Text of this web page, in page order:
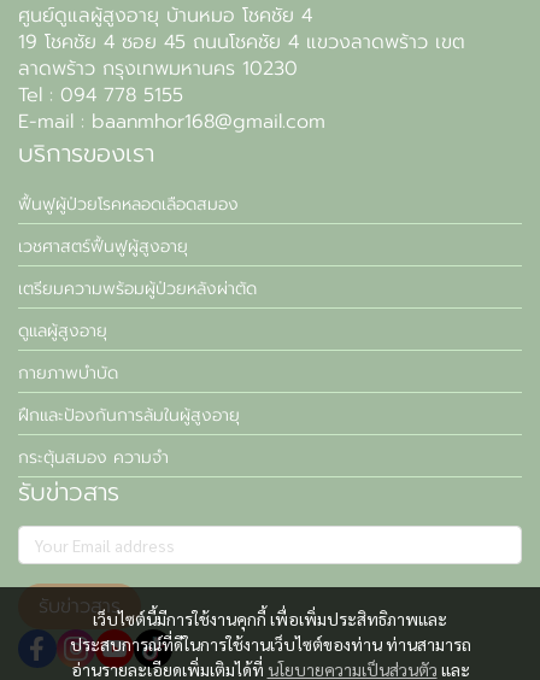
เว็บไซต์นี้มีการใช้งานคุกกี้ เพื่อเพิ่มประสิทธิภาพและ
ประสบการณ์ที่ดีในการใช้งานเว็บไซต์ของท่าน ท่านสามารถ
อ่านรายละเอียดเพิ่มเติมได้ที่ นโยบายความเป็นส่วนตัว และ
ศูนย์ดูแลผู้สูงอายุ บ้านหมอ โชคชัย 4
19 โชคชัย 4 ซอย 45 ถนนโชคชัย 4 แขวงลาดพร้าว เขต
ลาดพร้าว กรุงเทพมหานคร 10230
Tel : 094 778 5155
E-mail : baanmhor168@gmail.com
บริการของเรา
ฟื้นฟูผู้ป่วยโรคหลอดเลือดสมอง
เวชศาสตร์ฟื้นฟูผู้สูงอายุ
เตรียมความพร้อมผู้ป่วยหลังผ่าตัด
ดูแลผู้สูงอายุ
กายภาพบำบัด
ฝึกและป้องกันการล้มในผู้สูงอายุ
กระตุ้นสมอง ความจำ
รับข่าวสาร
รับข่าวสาร